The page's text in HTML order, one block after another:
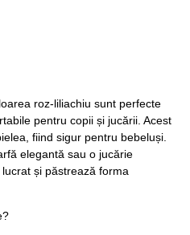
roz-liliachiu sunt perfecte
pentru copii și jucării. Acest
fiind sigur pentru bebeluși.
elegantă sau o jucărie
și păstrează forma